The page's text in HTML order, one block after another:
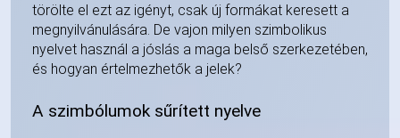
törölte el ezt az igényt, csak új formákat keresett a
megnyilvánulására. De vajon milyen szimbolikus
nyelvet használ a jóslás a maga belső szerkezetében,
és hogyan értelmezhetők a jelek?
A szimbólumok sűrített nyelve